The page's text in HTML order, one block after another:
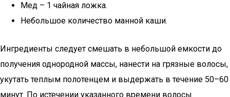
Мед – 1 чайная ложка.
Небольшое количество манной каши.
Ингредиенты следует смешать в небольшой емкости до
получения однородной массы, нанести на грязные волосы,
укутать теплым полотенцем и выдержать в течение 50–60
минут. По истечении указанного времени волосы